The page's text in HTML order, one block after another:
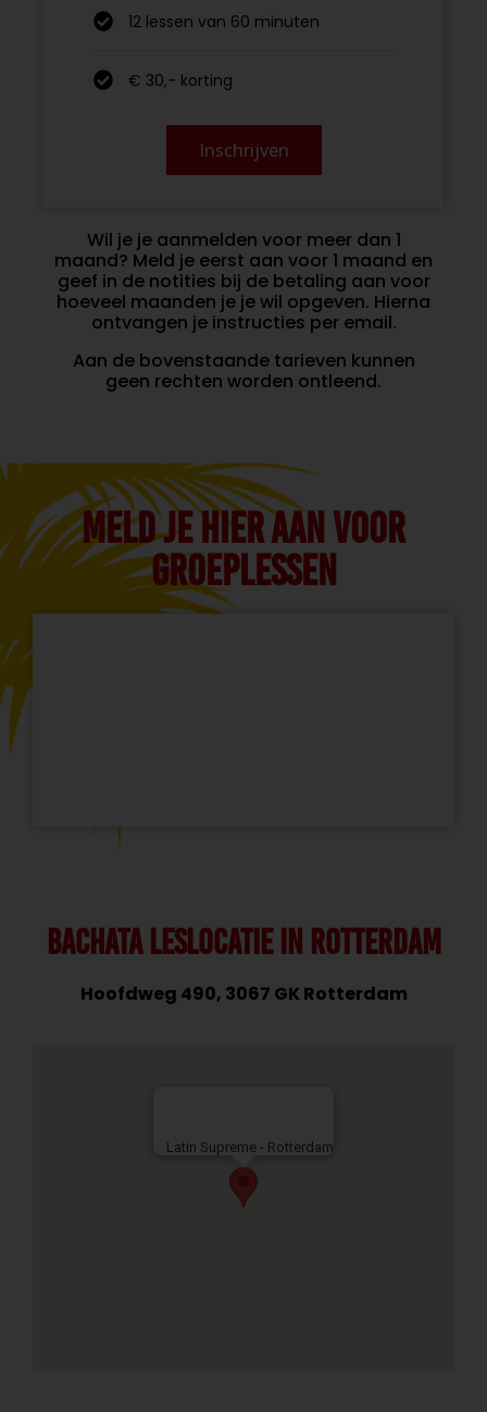
12 lessen van 60 minuten
€ 30,- korting
Inschrijven
Wil je je aanmelden voor meer dan 1
maand? Meld je eerst aan voor 1 maand en
geef in de notities bij de betaling aan voor
hoeveel maanden je je wil opgeven. Hierna
ontvangen je instructies per email.
Aan de bovenstaande tarieven kunnen
geen rechten worden ontleend.
Meld je hier aan voor
Groeplessen
Bachata leslocatie in Rotterdam
Hoofdweg 490, 3067 GK Rotterdam
Latin Supreme - Rotterdam